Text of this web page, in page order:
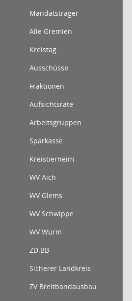
Mandatsträger
Alle Gremien
Kreistag
Ausschüsse
Fraktionen
Aufsichtsräte
Arbeitsgruppen
Sparkasse
Kreistierheim
WV Aich
WV Glems
WV Schwippe
WV Würm
ZD.BB
Sicherer Landkreis
ZV Breitbandausbau